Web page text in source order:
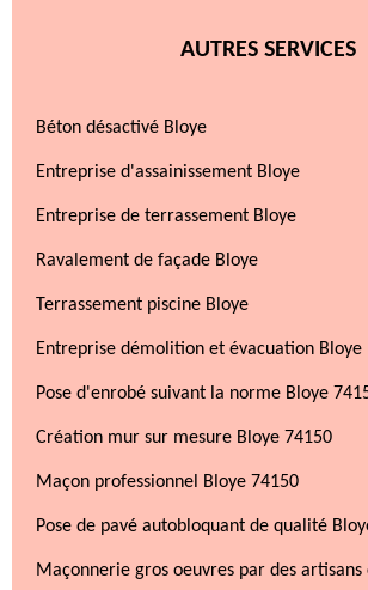
AUTRES SERVICES
Béton désactivé Bloye
Entreprise d'assainissement Bloye
Entreprise de terrassement Bloye
Ravalement de façade Bloye
Terrassement piscine Bloye
Entreprise démolition et évacuation Bloye
Pose d'enrobé suivant la norme Bloye
Création mur sur mesure Bloye 74150
Maçon professionnel Bloye 74150
Pose de pavé autobloquant de qualité
Maçonnerie gros oeuvres par des artisans